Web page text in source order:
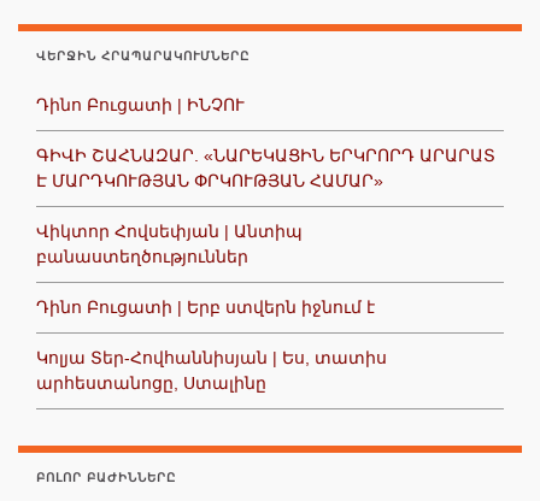
ՎԵՐՋԻՆ ՀՐԱՊԱՐԱԿՈՒՄՆԵՐԸ
Դինո Բուցատի | ԻՆՉՈՒ
ԳԻՎԻ ՇԱՀՆԱԶԱՐ. «ՆԱՐԵԿԱՑԻՆ ԵՐԿՐՈՐԴ ԱՐԱՐԱՏ
Է ՄԱՐԴԿՈՒԹՅԱՆ ՓՐԿՈՒԹՅԱՆ ՀԱՄԱՐ»
Վիկտոր Հովսեփյան | Անտիպ
բանաստեղծություններ
Դինո Բուցատի | Երբ ստվերն իջնում է
Կոլյա Տեր-Հովհաննիսյան | Ես, տատիս
արհեստանոցը, Ստալինը
ԲՈԼՈՐ ԲԱԺԻՆՆԵՐԸ